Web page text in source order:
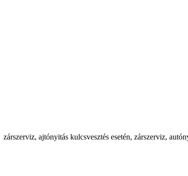
zárszerviz, ajtónyitás kulcsvesztés esetén, zárszerviz,